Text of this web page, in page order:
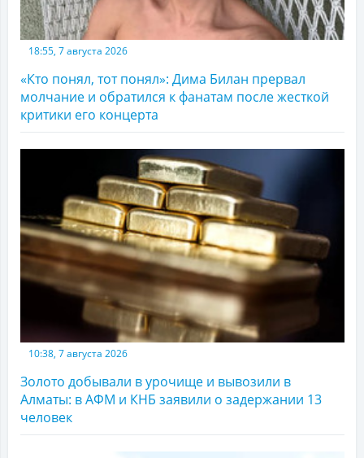
18:55, 7 августа 2026
«Кто понял, тот понял»: Дима Билан прервал
молчание и обратился к фанатам после жесткой
критики его концерта
10:38, 7 августа 2026
Золото добывали в урочище и вывозили в
Алматы: в АФМ и КНБ заявили о задержании 13
человек